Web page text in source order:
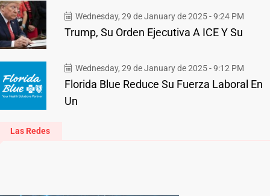
Wednesday, 29 de January de 2025 - 9:24 PM
Trump, Su Orden Ejecutiva A ICE Y Su
Wednesday, 29 de January de 2025 - 9:12 PM
Florida Blue Reduce Su Fuerza Laboral En
Un
Las Redes